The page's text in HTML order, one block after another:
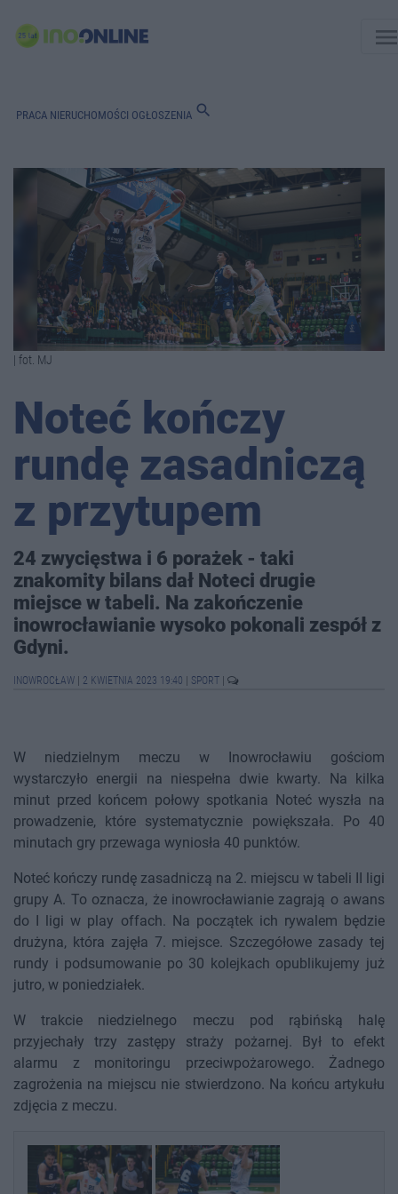
PRACA NIERUCHOMOŚCI OGŁOSZENIA search
| fot. MJ
Noteć kończy
rundę zasadniczą
z przytupem
24 zwycięstwa i 6 porażek - taki
znakomity bilans dał Noteci drugie
miejsce w tabeli. Na zakończenie
inowrocławianie wysoko pokonali zespół z
Gdyni.
INOWROCŁAW 2 KWIETNIA 2023 19:40 SPORT
W niedzielnym meczu w Inowrocławiu gościom
wystarczyło energii na niespełna dwie kwarty. Na kilka
minut przed końcem połowy spotkania Noteć wyszła na
prowadzenie, które systematycznie powiększała. Po 40
minutach gry przewaga wyniosła 40 punktów.
Noteć kończy rundę zasadniczą na 2. miejscu w tabeli II ligi
grupy A. To oznacza, że inowrocławianie zagrają o awans
do I ligi w play offach. Na początek ich rywalem będzie
drużyna, która zajęła 7. miejsce. Szczegółowe zasady tej
rundy i podsumowanie po 30 kolejkach opublikujemy już
jutro, w poniedziałek.
W trakcie niedzielnego meczu pod rąbińską halę
przyjechały trzy zastępy straży pożarnej. Był to efekt
alarmu z monitoringu przeciwpożarowego. Żadnego
zagrożenia na miejscu nie stwierdzono. Na końcu artykułu
zdjęcia z meczu.